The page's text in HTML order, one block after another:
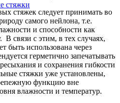
стяжки
стяжек следует принимать во
самого нейлона, т.е.
и способности как
В связи с этим, в тех случаях,
быть использована через
герметично запечатывать
и сохранения гибкости
стяжки уже установлены,
функцию вне
влажности и температур.